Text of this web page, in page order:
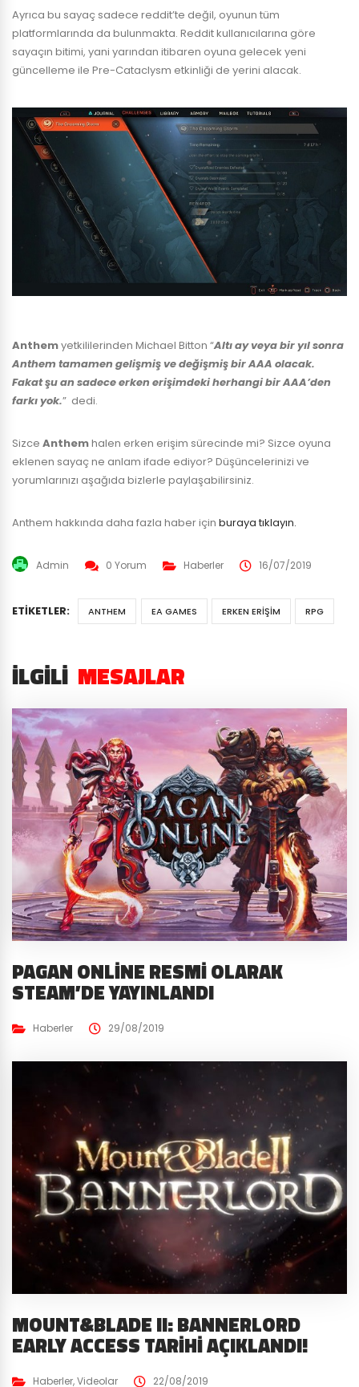
Ayrıca bu sayaç sadece reddit’te değil, oyunun tüm
platformlarında da bulunmakta. Reddit kullanıcılarına göre
sayaçın bitimi, yani yarından itibaren oyuna gelecek yeni
güncelleme ile Pre-Cataclysm etkinliği de yerini alacak.
Anthemyetkililerinden Michael Bitton “Altı ay veya bir yıl sonra
Anthem tamamen gelişmiş ve değişmiş bir AAA olacak.
Fakat şu an sadece erken erişimdeki herhangi bir AAA’den
farkı yok.” dedi.
Sizce Anthemhalen erken erişim sürecinde mi? Sizce oyuna
eklenen sayaç ne anlam ifade ediyor? Düşüncelerinizi ve
yorumlarınızı aşağıda bizlerle paylaşabilirsiniz.
Anthem hakkında daha fazla haber için buraya tıklayın.
Admin 0 Yorum Haberler 16/07/2019
ETIKETLER: ANTHEM EA GAMES ERKEN ERIŞIM RPG
İLGILI MESAJLAR
PAGAN ONLINE RESMI OLARAK
STEAM’DE YAYINLANDI
Haberler 29/08/2019
MOUNT&BLADE II: BANNERLORD
EARLY ACCESS TARIHI AÇIKLANDI!
Haberler,Videolar 22/08/2019